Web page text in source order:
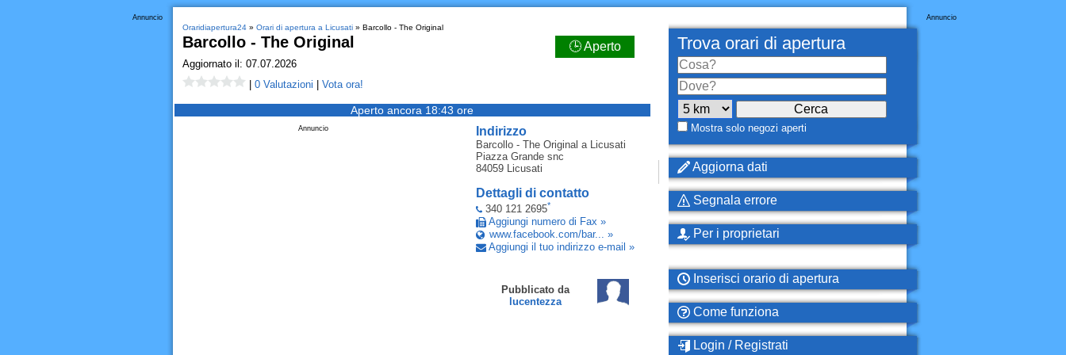
Annuncio
Oraridiapertura24» Orari di apertura a Licusati» Barcollo - The Original
Barcollo - The Original 🕒 Aperto
Aggiornato il: 07.07.2026
0 Valutazioni Vota ora!
Aperto ancora 18:43 ore
Indirizzo
Barcollo - The Original a Licusati
Piazza Grande snc
84059 Licusati
Dettagli di contatto
340 121 2695*
Aggiungi numero di Fax »
www.facebook.com/bar... »
Aggiungi il tuo indirizzo e-mail »
Pubblicato da
lucentezza
Annuncio
Annuncio
Trova orari di apertura
Mostra solo negozi aperti
Aggiorna dati
Segnala errore
Per i proprietari
Inserisci orario di apertura
Come funziona
Login / Registrati